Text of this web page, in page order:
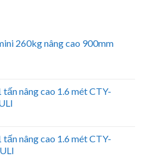
260kg nâng cao 900mm
tấn nâng cao 1.6 mét CTY-
tấn nâng cao 1.6 mét CTY-